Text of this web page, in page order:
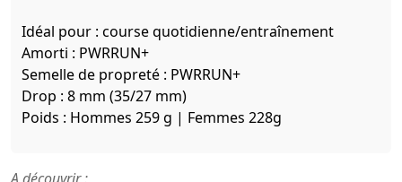
Idéal pour : course quotidienne/entraînement
Amorti : PWRRUN+
Semelle de propreté : PWRRUN+
Drop : 8 mm (35/27 mm)
Poids : Hommes 259 g | Femmes 228g